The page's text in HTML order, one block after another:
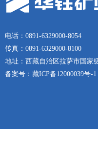
电话：0891-6329000-8054
传真：0891-6329000-8100
地址：西藏自治区拉萨市国家
备案号： 藏ICP备12000039号-1